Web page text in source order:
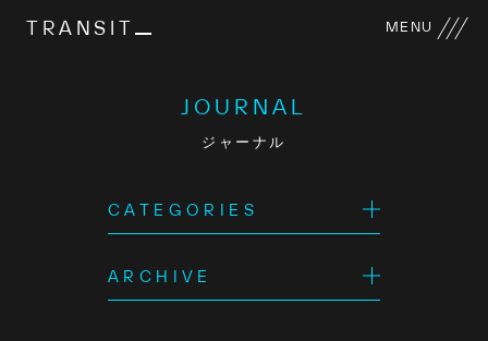
TRANSIT MENU
JOURNAL
ジャーナル
CATEGORIES
ARCHIVE